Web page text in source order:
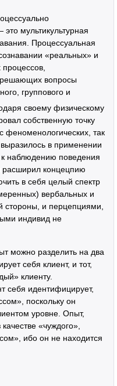
мультикультурная
Процессуальная
«реальных» и
вопросы
группового и
своему физическому
собственную точку
феноменологических, так
в применении
наблюдению поведения
расширил концецпию
в себя целый спектр
вербальных и
стороны, и перцепциями,
индивид не
можно разделить на два
себя клиент, и тот,
клиенту.
себя идентифицирует,
поскольку он
уровне. Опыт,
«чуждого»,
ибо он не находится